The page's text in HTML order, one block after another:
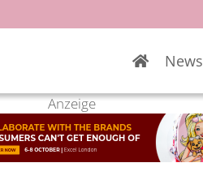
News
Anzeige